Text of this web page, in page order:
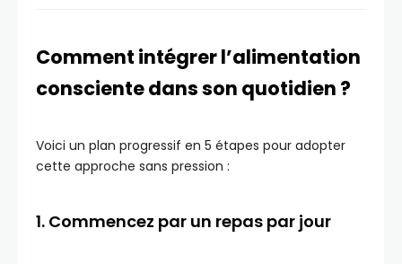
Comment intégrer l’alimentation
consciente dans son quotidien ?
Voici un plan progressif en 5 étapes pour adopter
cette approche sans pression :
1. Commencez par un repas par jour